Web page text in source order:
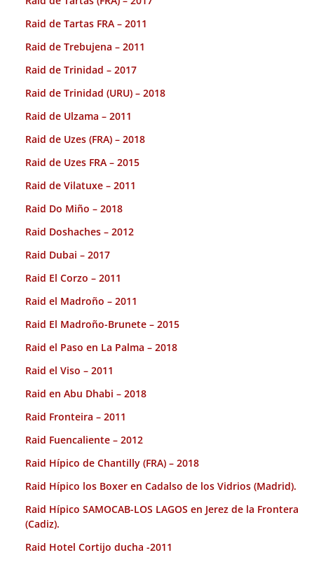
Raid de Tartas FRA – 2011
Raid de Trebujena – 2011
Raid de Trinidad – 2017
Raid de Trinidad (URU) – 2018
Raid de Ulzama – 2011
Raid de Uzes (FRA) – 2018
Raid de Uzes FRA – 2015
Raid de Vilatuxe – 2011
Raid Do Miño – 2018
Raid Doshaches – 2012
Raid Dubai – 2017
Raid El Corzo – 2011
Raid el Madroño – 2011
Raid El Madroño-Brunete – 2015
Raid el Paso en La Palma – 2018
Raid el Viso – 2011
Raid en Abu Dhabi – 2018
Raid Fronteira – 2011
Raid Fuencaliente – 2012
Raid Hípico de Chantilly (FRA) – 2018
Raid Hípico los Boxer en Cadalso de los Vidrios (Madrid).
Raid Hípico SAMOCAB-LOS LAGOS en Jerez de la Frontera
(Cadiz).
Raid Hotel Cortijo ducha -2011